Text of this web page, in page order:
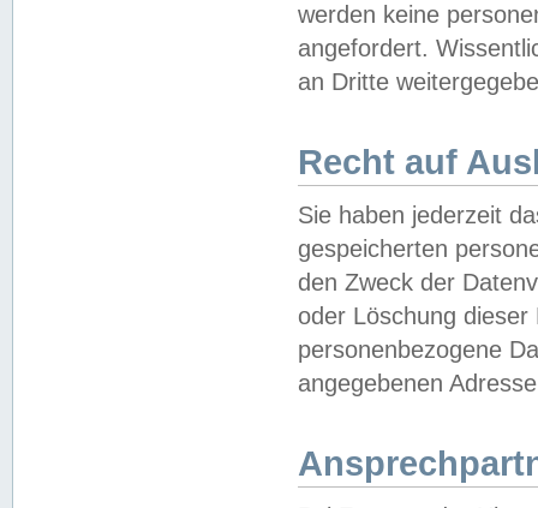
werden keine
angefordert.
an Dritte
Recht auf
Sie haben jederzeit
gespeicherten
den Zweck der
oder Löschung
personenbezogene
angegebenen